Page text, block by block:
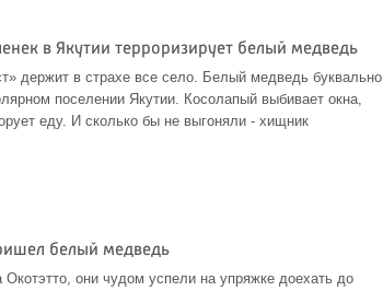
в Якутии терроризирует белый медведь
держит в страхе все село. Белый медведь буквально
поселении Якутии. Косолапый выбивает окна,
еду. И сколько бы не выгоняли - хищник
белый медведь
они чудом успели на упряжке доехать до